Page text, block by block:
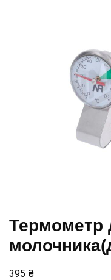
Термометр
395 ₴